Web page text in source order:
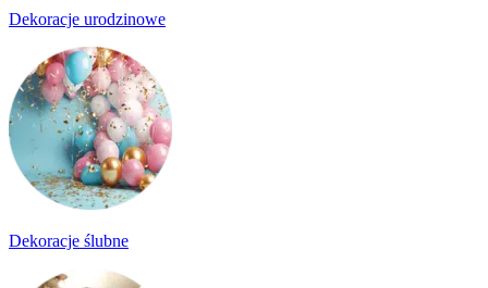
Dekoracje urodzinowe
Dekoracje ślubne